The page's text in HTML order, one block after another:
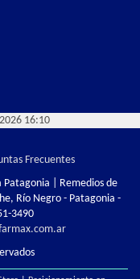
16:10
Frecuentes
Patagonia | Remedios de
Río Negro - Patagonia -
3490